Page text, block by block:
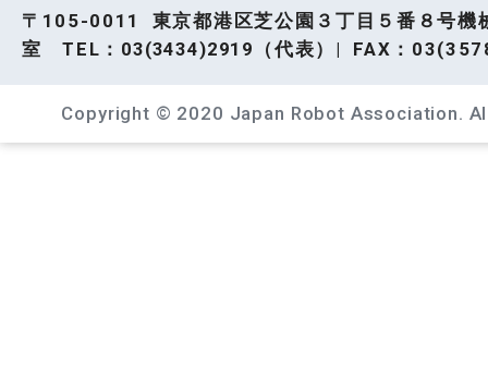
〒105-0011 東京都港区芝公園３丁目５番８号機
室 TEL： 03(3434)2919 （代表）| FAX：
Copyright © 2020 Japan Robot Association.